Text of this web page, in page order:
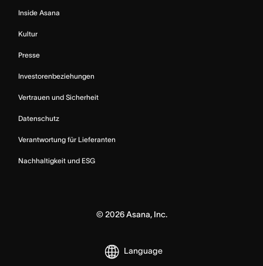
Inside Asana
Kultur
Presse
Investorenbeziehungen
Vertrauen und Sicherheit
Datenschutz
Verantwortung für Lieferanten
Nachhaltigkeit und ESG
© 2026Asana, Inc.
Language